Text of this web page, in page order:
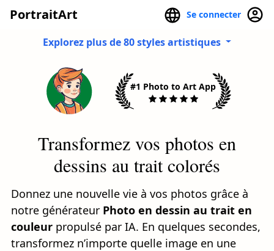
PortraitArt Se connecter
Explorez plus de 80 styles artistiques
#1 Photo to Art App
Transformez vos photos en
dessins au trait colorés
Donnez une nouvelle vie à vos photos grâce à
notre générateur Photo en dessin au trait en
couleur propulsé par IA. En quelques secondes,
transformez n’importe quelle image en une